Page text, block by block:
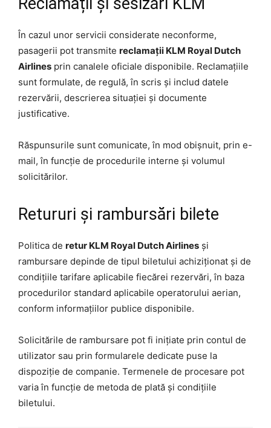
În cazul unor servicii considerate neconforme,
pasagerii pot transmite reclamații KLM Royal Dutch
Airlines prin canalele oficiale disponibile. Reclamațiile
sunt formulate, de regulă, în scris și includ datele
rezervării, descrierea situației și documente
justificative.
Răspunsurile sunt comunicate, în mod obișnuit, prin e-
mail, în funcție de procedurile interne și volumul
solicitărilor.
Retururi și rambursări bilete
Politica de retur KLM Royal Dutch Airlines și
rambursare depinde de tipul biletului achiziționat și de
condițiile tarifare aplicabile fiecărei rezervări, în baza
procedurilor standard aplicabile operatorului aerian,
conform informațiilor publice disponibile.
Solicitările de rambursare pot fi inițiate prin contul de
utilizator sau prin formularele dedicate puse la
dispoziție de companie. Termenele de procesare pot
varia în funcție de metoda de plată și condițiile
biletului.